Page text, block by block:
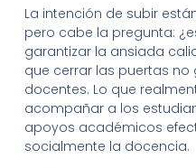
La intención de subir
pero cabe la pregunta:
garantizar la ansiada
que cerrar las puertas no
docentes. Lo que
acompañar a los
apoyos académicos
socialmente la docencia.